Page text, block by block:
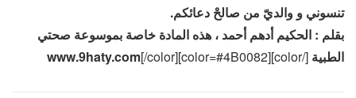
تنسوني و والديّ من صالحْ دعائكم.
بقلم : الحكيم أدهم أحمد ، هذه المادة خاصة بموسوعة صحتي
الطبية [/color][color=#4B0082]
www.9haty.com[/color]